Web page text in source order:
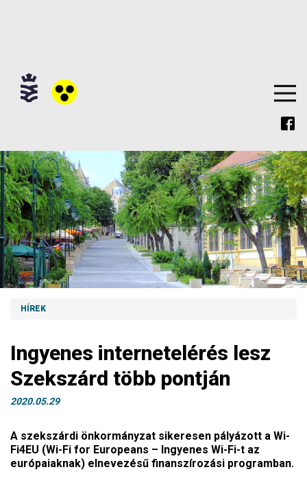
HÍREK
Ingyenes internetelérés lesz
Szekszárd több pontján
2020.05.29
A szekszárdi önkormányzat sikeresen pályázott a Wi-
Fi4EU (Wi-Fi for Europeans – Ingyenes Wi-Fi-t az
európaiaknak) elnevezésű finanszírozási programban.